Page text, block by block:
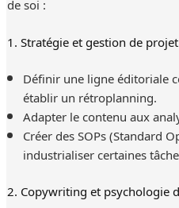
1. Stratégie et gestion de projet
Définir une ligne éditoriale
établir un rétroplanning.
Adapter le contenu aux
Créer des SOPs (Standard
industrialiser certaines
2. Copywriting et psychologie